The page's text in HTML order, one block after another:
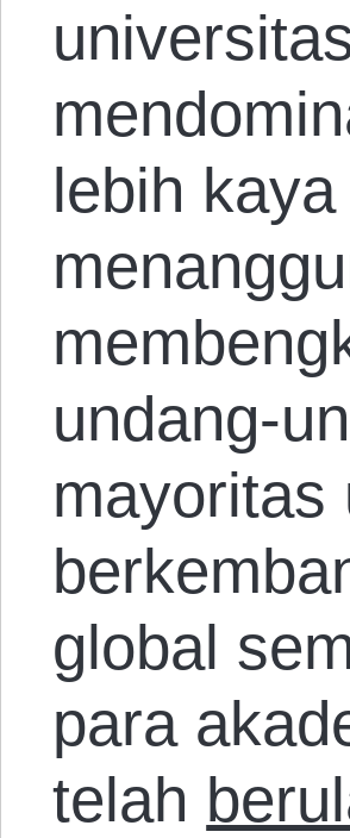
lebih
undang-
mayoritas
global
para
telah